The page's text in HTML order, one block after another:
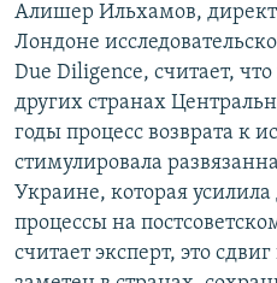
Алишер Ильхамов,
Лондоне
Due Diligence, считает,
других странах
годы процесс возврата к
стимулировала
Украине, которая
процессы на
считает эксперт, это